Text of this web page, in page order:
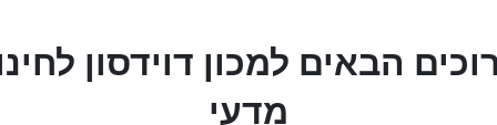
הבאים למכון דוידסון
מדעי